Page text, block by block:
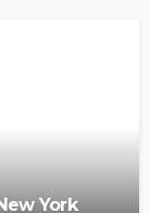
York